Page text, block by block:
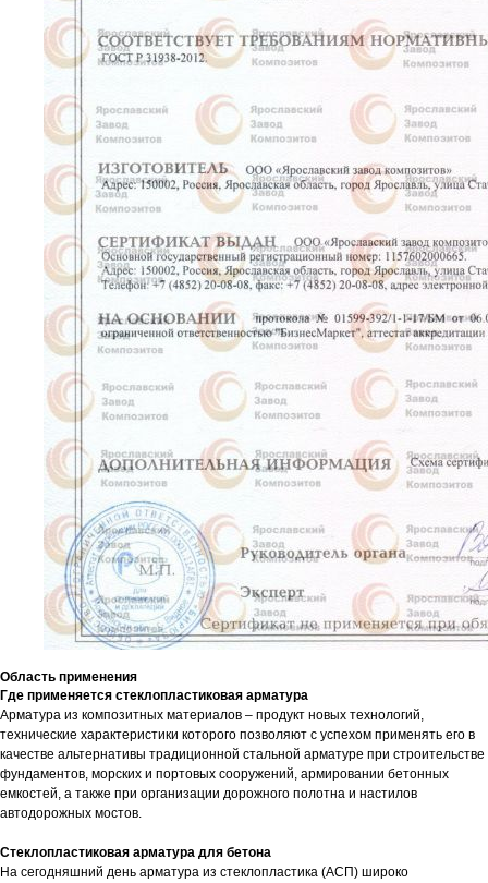
Область применения
Где применяется стеклопластиковая арматура
Арматура из композитных материалов – продукт новых технологий,
технические характеристики которого позволяют с успехом применять его в
качестве альтернативы традиционной стальной арматуре при строительстве
фундаментов, морских и портовых сооружений, армировании бетонных
емкостей, а также при организации дорожного полотна и настилов
автодорожных мостов.
Стеклопластиковая арматура для бетона
На сегодняшний день арматура из стеклопластика (АСП) широко